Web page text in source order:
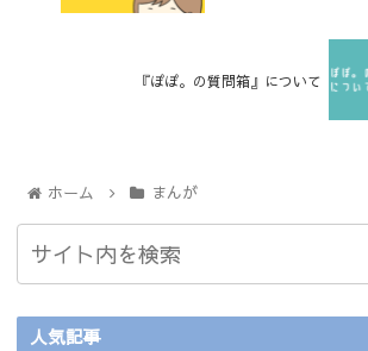
『ぽぽ。の質問箱』について
ホーム まんが
人気記事